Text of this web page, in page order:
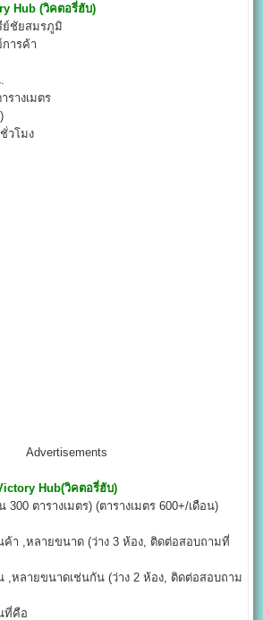
Hub (วิคตอรี่ฮับ)
ย์ชัยสมรภูมิ
ารค้า
.
รางเมตร
วโมง
Advertisements
Hub(วิคตอรี่ฮับ)
300 ตารางเมตร) (ตารางเมตร 600+/เดือน)
า ,หลายขนาด (ว่าง 3 ห้อง, ติดต่อสอบถามที่
,หลายขนาดเช่นกัน (ว่าง 2 ห้อง, ติดต่อสอบถาม
ที่คือ